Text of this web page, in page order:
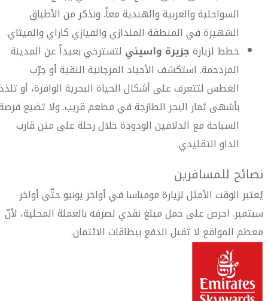
السواحلية والعربية والهندية معاً. ونذكر من الأطباق
الشهيرة في المنطقة المندازي والفيازي كاراي والميتاي.
خطط لزيارةجزيرة واسيني لتسترخي بعيداً عن المدينة
المزدحمة. استكشف الأحياد المرجانية النقية أو جرّب
الغطس لتتعرف على أشكال الحياة البحرية الوافرة، أو
بأشهى ثمار البحر الطازجة في مطعم قريب. ولا تضيع
السباحة مع الدلافين الودودة خلال رحلة على متن قارب
الداو التقليدي.
نصائح للمسافرين
يُعتبر الوقت الأمثل لزيارة مومباسا في أواخر يونيو حتّى أواخر
سبتمبر. احرص على حمل مبلغ نقدي لصرفه بالعملة المحلية، لأنّ
معظم المواقع لا تقبل الدفع ببطاقات الائتمان.